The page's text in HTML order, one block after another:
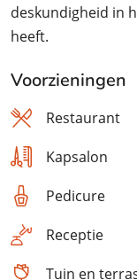
deskundigheid in
heeft.
Voorzieningen
Restaurant
Kapsalon
Pedicure
Receptie
Tuin en